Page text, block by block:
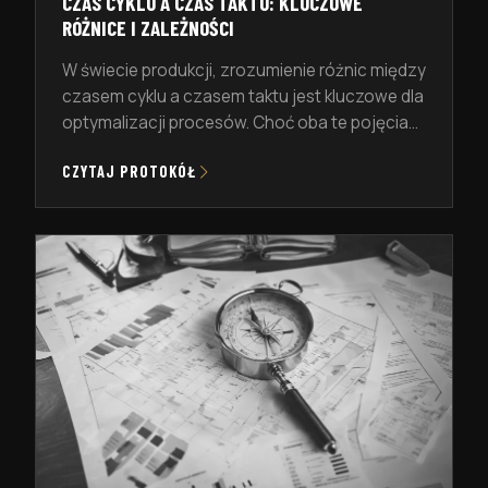
RÓŻNICE I ZALEŻNOŚCI
W świecie produkcji, zrozumienie różnic między
czasem cyklu a czasem taktu jest kluczowe dla
optymalizacji procesów. Choć oba te pojęcia
funkcje: Wyobraźmy sobie fabrykę
końca. Z kolei czas taktu to tempo, w jakim
samochody muszą […]
CZYTAJ PROTOKÓŁ